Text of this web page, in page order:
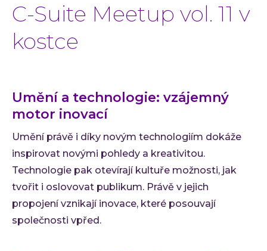
C-Suite Meetup vol. 11 v
kostce
Umění a technologie: vzájemný
motor inovací
Umění právě i díky novým technologiím dokáže
inspirovat novými pohledy a kreativitou.
Technologie pak otevírají kultuře možnosti, jak
tvořit i oslovovat publikum. Právě v jejich
propojení vznikají inovace, které posouvají
společnosti vpřed.